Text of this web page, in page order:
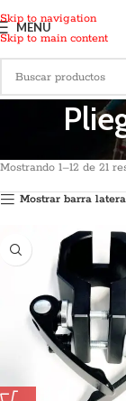
Skip to navigation
Skip to main content
MENU
Mostrando 1–12 de 21
Mostrar barra